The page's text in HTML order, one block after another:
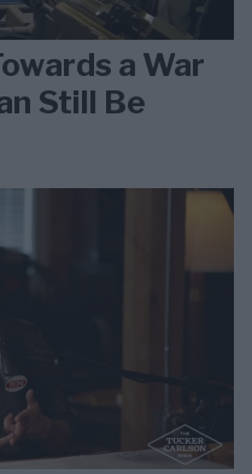
a War
Still Be